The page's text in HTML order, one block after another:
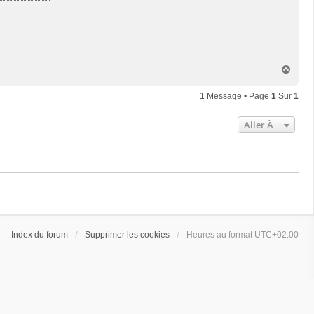
u
t
1 Message • Page 1 Sur 1
Aller À
Index du forum Supprimer les cookies Heures au format UTC+02:00